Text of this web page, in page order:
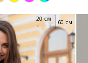
60 см
20 см